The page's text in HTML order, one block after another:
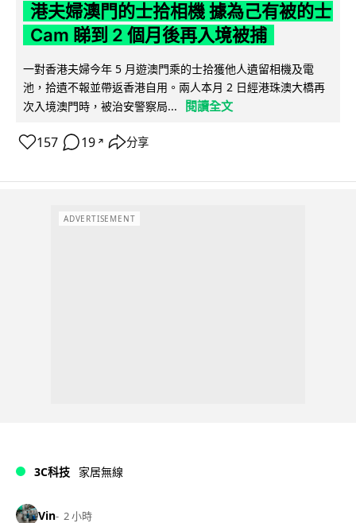
港夫婦澳門的士拾相機 據為己有被的士
Cam 睇到 2 個月後再入境被捕
一對香港夫婦今年 5 月遊澳門乘的士拾獲他人遺留相機及電
池，拾遺不報並帶返香港自用。兩人本月 2 日經港珠澳大橋再
次入境澳門時，被治安警察局...
閱讀全文
157 19 ↗ 分享
ADVERTISEMENT
3C科技 家居無線
Vin 2 小時